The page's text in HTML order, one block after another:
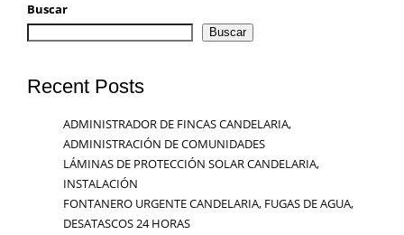
Buscar
Buscar
Recent Posts
ADMINISTRADOR DE FINCAS CANDELARIA,
ADMINISTRACIÓN DE COMUNIDADES
LÁMINAS DE PROTECCIÓN SOLAR CANDELARIA,
INSTALACIÓN
FONTANERO URGENTE CANDELARIA, FUGAS DE AGUA,
DESATASCOS 24 HORAS